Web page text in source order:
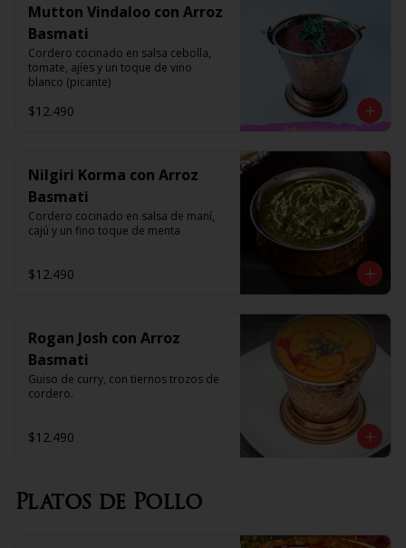
Mutton Vindaloo con Arroz
Basmati
Cordero cocinado en salsa cebolla,
tomate, ajíes y un toque de vino
blanco (picante)
$12.490
Nilgiri Korma con Arroz
Basmati
Cordero cocinado en salsa de maní,
cajú y un fino toque de menta
$12.490
Rogan Josh con Arroz
Basmati
Guiso de curry, con tiernos trozos de
cordero.
$12.490
Platos de Pollo